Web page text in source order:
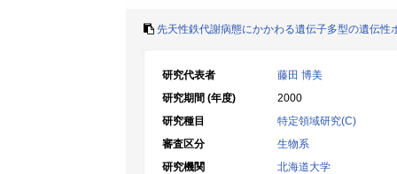
先天性鉄代謝病態にかかわる遺伝子多型の遺伝性
研究代表者
藤田 博美
研究期間 (年度)
2000
研究種目
特定領域研究(C)
審査区分
生物系
研究機関
北海道大学